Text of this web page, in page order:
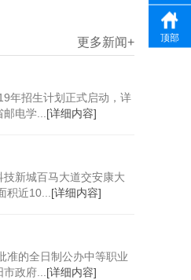
更多新闻+
年招生计划正式启动，详
电学... [详细内容]
新城百马大道交安康大
近10... [详细内容]
准的全日制公办中等职业
政府... [详细内容]
顶部